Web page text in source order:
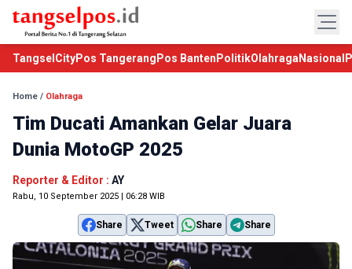
TangselCityPos Tangerang Pos Banten PolitikOlahraga Nasional
Home / Olahraga
Tim Ducati Amankan Gelar Juara
Dunia MotoGP 2025
Reporter & Editor : AY
Rabu, 10 September 2025 | 06:28 WIB
Share Tweet Share Share